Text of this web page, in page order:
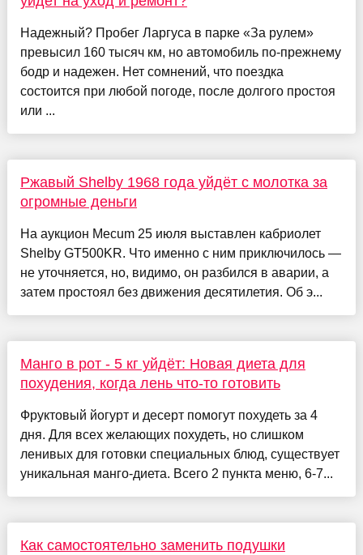
Надежный? Пробег Ларгуса в парке «За рулем»
превысил 160 тысяч км, но автомобиль по-прежнему
бодр и надежен. Нет сомнений, что поездка
состоится при любой погоде, после долгого простоя
или ...
Ржавый Shelby 1968 года уйдёт с молотка за
огромные деньги
На аукцион Mecum 25 июля выставлен кабриолет
Shelby GT500KR. Что именно с ним приключилось —
не уточняется, но, видимо, он разбился в аварии, а
затем простоял без движения десятилетия. Об э...
Манго в рот - 5 кг уйдёт: Новая диета для
похудения, когда лень что-то готовить
Фруктовый йогурт и десерт помогут похудеть за 4
дня. Для всех желающих похудеть, но слишком
ленивых для готовки специальных блюд, существует
уникальная манго-диета. Всего 2 пункта меню, 6-7...
Как самостоятельно заменить подушки